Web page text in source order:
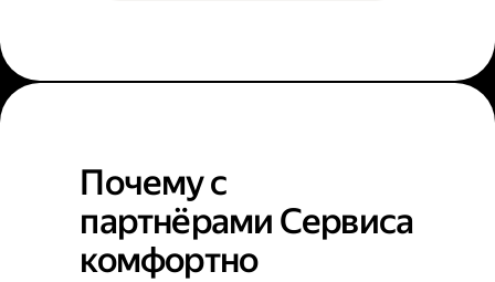
Почему с
партнёрами Сервиса
комфортно